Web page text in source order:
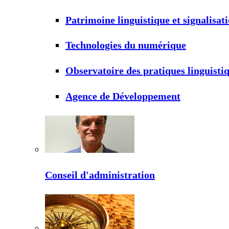
Patrimoine linguistique et
Technologies du numérique
Observatoire des pratiques
Agence de Développement
Conseil d'administration